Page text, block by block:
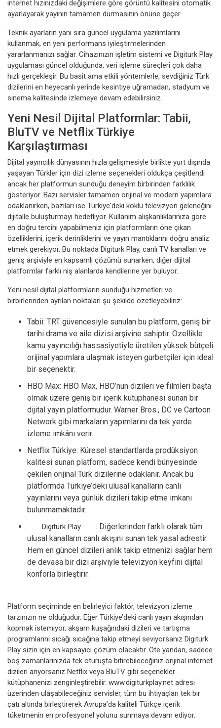
internet hızınızdaki değişimlere göre görüntü kalitesini otomatik
ayarlayarak yayının tamamen durmasının önüne geçer.
Teknik ayarların yanı sıra güncel uygulama yazılımlarını
kullanmak, en yeni performans iyileştirmelerinden
yararlanmanızı sağlar. Cihazınızın işletim sistemi ve Digiturk Play
uygulaması güncel olduğunda, veri işleme süreçleri çok daha
hızlı gerçekleşir. Bu basit ama etkili yöntemlerle, sevdiğiniz Türk
dizilerini en heyecanlı yerinde kesintiye uğramadan, stadyum ve
sinema kalitesinde izlemeye devam edebilirsiniz.
Yeni Nesil Dijital Platformlar: Tabii,
BluTV ve Netflix Türkiye
Karşılaştırması
Dijital yayıncılık dünyasının hızla gelişmesiyle birlikte yurt dışında
yaşayan Türkler için dizi izleme seçenekleri oldukça çeşitlendi
ancak her platformun sunduğu deneyim birbirinden farklılık
gösteriyor. Bazı servisler tamamen orijinal ve modern yapımlara
odaklanırken, bazıları ise Türkiye'deki köklü televizyon geleneğini
dijitalle buluşturmayı hedefliyor. Kullanım alışkanlıklarınıza göre
en doğru tercihi yapabilmeniz için platformların öne çıkan
özelliklerini, içerik derinliklerini ve yayın mantıklarını doğru analiz
etmek gerekiyor. Bu noktada Digiturk Play, canlı TV kanalları ve
geniş arşiviyle en kapsamlı çözümü sunarken, diğer dijital
platformlar farklı niş alanlarda kendilerine yer buluyor.
Yeni nesil dijital platformların sunduğu hizmetleri ve
birbirlerinden ayrılan noktaları şu şekilde özetleyebiliriz:
Tabii: TRT güvencesiyle sunulan bu platform, geniş bir
tarihi drama ve aile dizisi arşivine sahiptir. Özellikle
kamu yayıncılığı hassasiyetiyle üretilen yüksek bütçeli
orijinal yapımlara ulaşmak isteyen gurbetçiler için ideal
bir seçenektir.
HBO Max: HBO Max, HBO’nun dizileri ve filmleri başta
olmak üzere geniş bir içerik kütüphanesi sunan bir
dijital yayın platformudur. Warner Bros., DC ve Cartoon
Network gibi markaların yapımlarını da tek yerde
izleme imkânı verir.
Netflix Türkiye: Küresel standartlarda prodüksiyon
kalitesi sunan platform, sadece kendi bünyesinde
çekilen orijinal Türk dizilerine odaklanır. Ancak bu
platformda Türkiye’deki ulusal kanalların canlı
yayınlarını veya günlük dizileri takip etme imkanı
bulunmamaktadır.
Digiturk Play
: Diğerlerinden farklı olarak tüm
ulusal kanalların canlı akışını sunan tek yasal adrestir.
Hem en güncel dizileri anlık takip etmenizi sağlar hem
de devasa bir dizi arşiviyle televizyon keyfini dijital
konforla birleştirir.
Platform seçiminde en belirleyici faktör, televizyon izleme
tarzınızın ne olduğudur. Eğer Türkiye’deki canlı yayın akışından
kopmak istemiyor, akşam kuşağındaki dizileri ve tartışma
programlarını sıcağı sıcağına takip etmeyi seviyorsanız Digiturk
Play sizin için en kapsayıcı çözüm olacaktır. Öte yandan, sadece
boş zamanlarınızda tek oturuşta bitirebileceğiniz orijinal internet
dizileri arıyorsanız Netflix veya BluTV gibi seçenekler
kütüphanenizi zenginleştirebilir. www.digiturkplay.net adresi
üzerinden ulaşabileceğiniz servisler, tüm bu ihtiyaçları tek bir
çatı altında birleştirerek Avrupa’da kaliteli Türkçe içerik
tüketmenin en profesyonel yolunu sunmaya devam ediyor.